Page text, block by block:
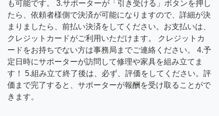
も可能です。 3.サポーターが「引き受ける」ボタンを押し
たら、依頼者様側で決済が可能になりますので、詳細が決
まりましたら、前払い決済をしてください。お支払いは、
クレジットカードがご利用いただけます。 クレジットカ
ードをお持ちでない方は事務局までご連絡ください。 4.予
定日時にサポーターが訪問して修理や家具を組み立てま
す！ 5.組み立て終了後は、必ず、評価をしてください。評
価まで完了すると、サポーターが報酬を受け取ることがで
きます。